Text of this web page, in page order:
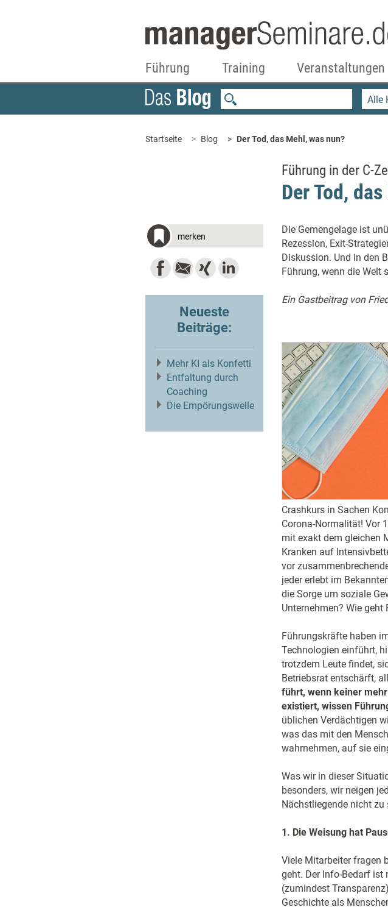
Führung Training Veranstaltungen
Alle
Startseite Blog Der Tod, das Mehl, was nun?
Führung in der C-
Der Tod,
merken
Neueste
Beiträge:
Mehr KI als Konfetti
Entfaltung durch
Coaching
Die Empörungswelle
Die Gemengelage ist
Rezession, Exit-
Diskussion. Und in den
Führung, wenn die Welt
Ein Gastbeitrag von
Crashkurs in Sachen
Corona-Normalität! Vor
mit exakt dem gleichen
Kranken auf
vor
jeder erlebt im
die Sorge um soziale
Unternehmen? Wie geht
Führungskräfte haben
Technologien einführt,
trotzdem Leute findet,
Betriebsrat entschärft,
führt, wenn keiner
existiert, wissen
üblichen Verdächtigen
was das mit den
wahrnehmen, auf sie
Was wir in dieser
besonders, wir neigen
Nächstliegende nicht
1. Die Weisung hat
Viele Mitarbeiter fragen
geht. Der Info-Bedarf ist
(zumindest
Geschichte als